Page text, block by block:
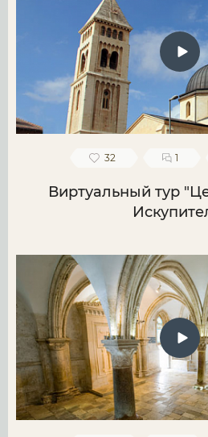
32 1
Виртуальный тур